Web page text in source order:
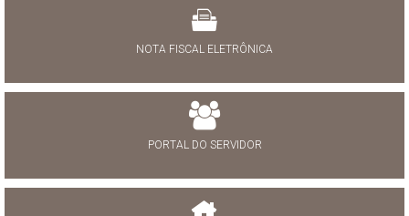
NOTA FISCAL ELETRÔNICA
PORTAL DO SERVIDOR